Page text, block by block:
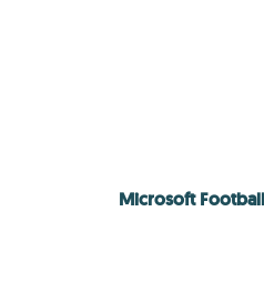
Microsoft